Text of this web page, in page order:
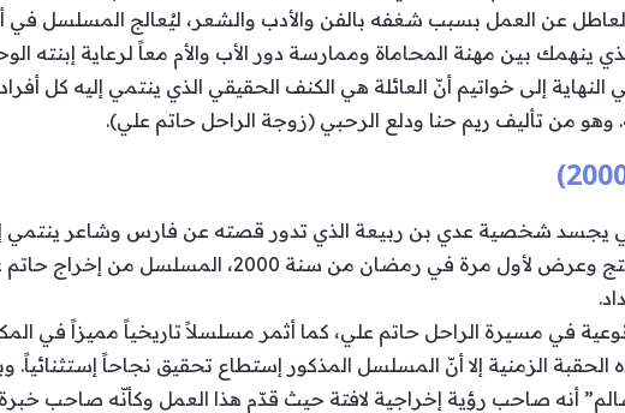
عن العمل بسبب شغفه بالفن والأدب والشعر، ليُعالج المسلسل في
ينهمك بين مهنة المحاماة وممارسة دور الأب والأم معاً لرعاية إبنته
النهاية إلى خواتيم أنّ العائلة هي الكنف الحقيقي الذي ينتمي إليه كل
من تأليف ريم حنا ودلع الرحبي (زوجة الراحل حاتم علي).
شخصية عدي بن ربيعة الذي تدور قصته عن فارس وشاعر ينتمي إلى
وأحداث حرب البسوس، أنتج وعرض لأول مرة في رمضان
في مسيرة الراحل حاتم علي، كما أثمر مسلسلاً تاريخياً مميزاً في
الحقبة الزمنية إلا أنّ المسلسل المذكور إستطاع تحقيق نجاحاً إستثنائياً.
سالم” أنه صاحب رؤية إخراجية لافتة حيث قدّم هذا العمل وكأنّه صاحب